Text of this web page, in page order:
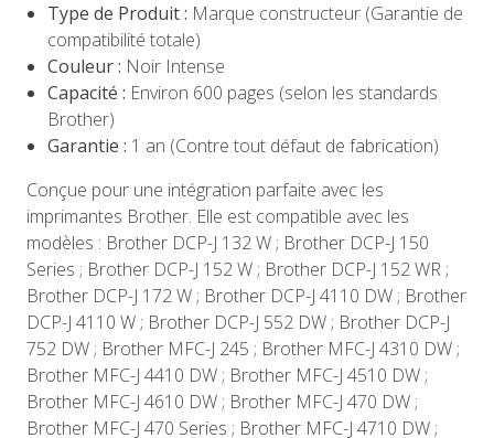
Type de Produit : Marque constructeur (Garantie de
compatibilité totale)
Couleur : Noir Intense
Capacité : Environ 600 pages (selon les standards
Brother)
Garantie : 1 an (Contre tout défaut de fabrication)
Conçue pour une intégration parfaite avec les
imprimantes Brother. Elle est compatible avec les
modèles : Brother DCP-J 132 W ; Brother DCP-J 150
Series ; Brother DCP-J 152 W ; Brother DCP-J 152 WR ;
Brother DCP-J 172 W ; Brother DCP-J 4110 DW ; Brother
DCP-J 4110 W ; Brother DCP-J 552 DW ; Brother DCP-J
752 DW ; Brother MFC-J 245 ; Brother MFC-J 4310 DW ;
Brother MFC-J 4410 DW ; Brother MFC-J 4510 DW ;
Brother MFC-J 4610 DW ; Brother MFC-J 470 DW ;
Brother MFC-J 470 Series ; Brother MFC-J 4710 DW ;